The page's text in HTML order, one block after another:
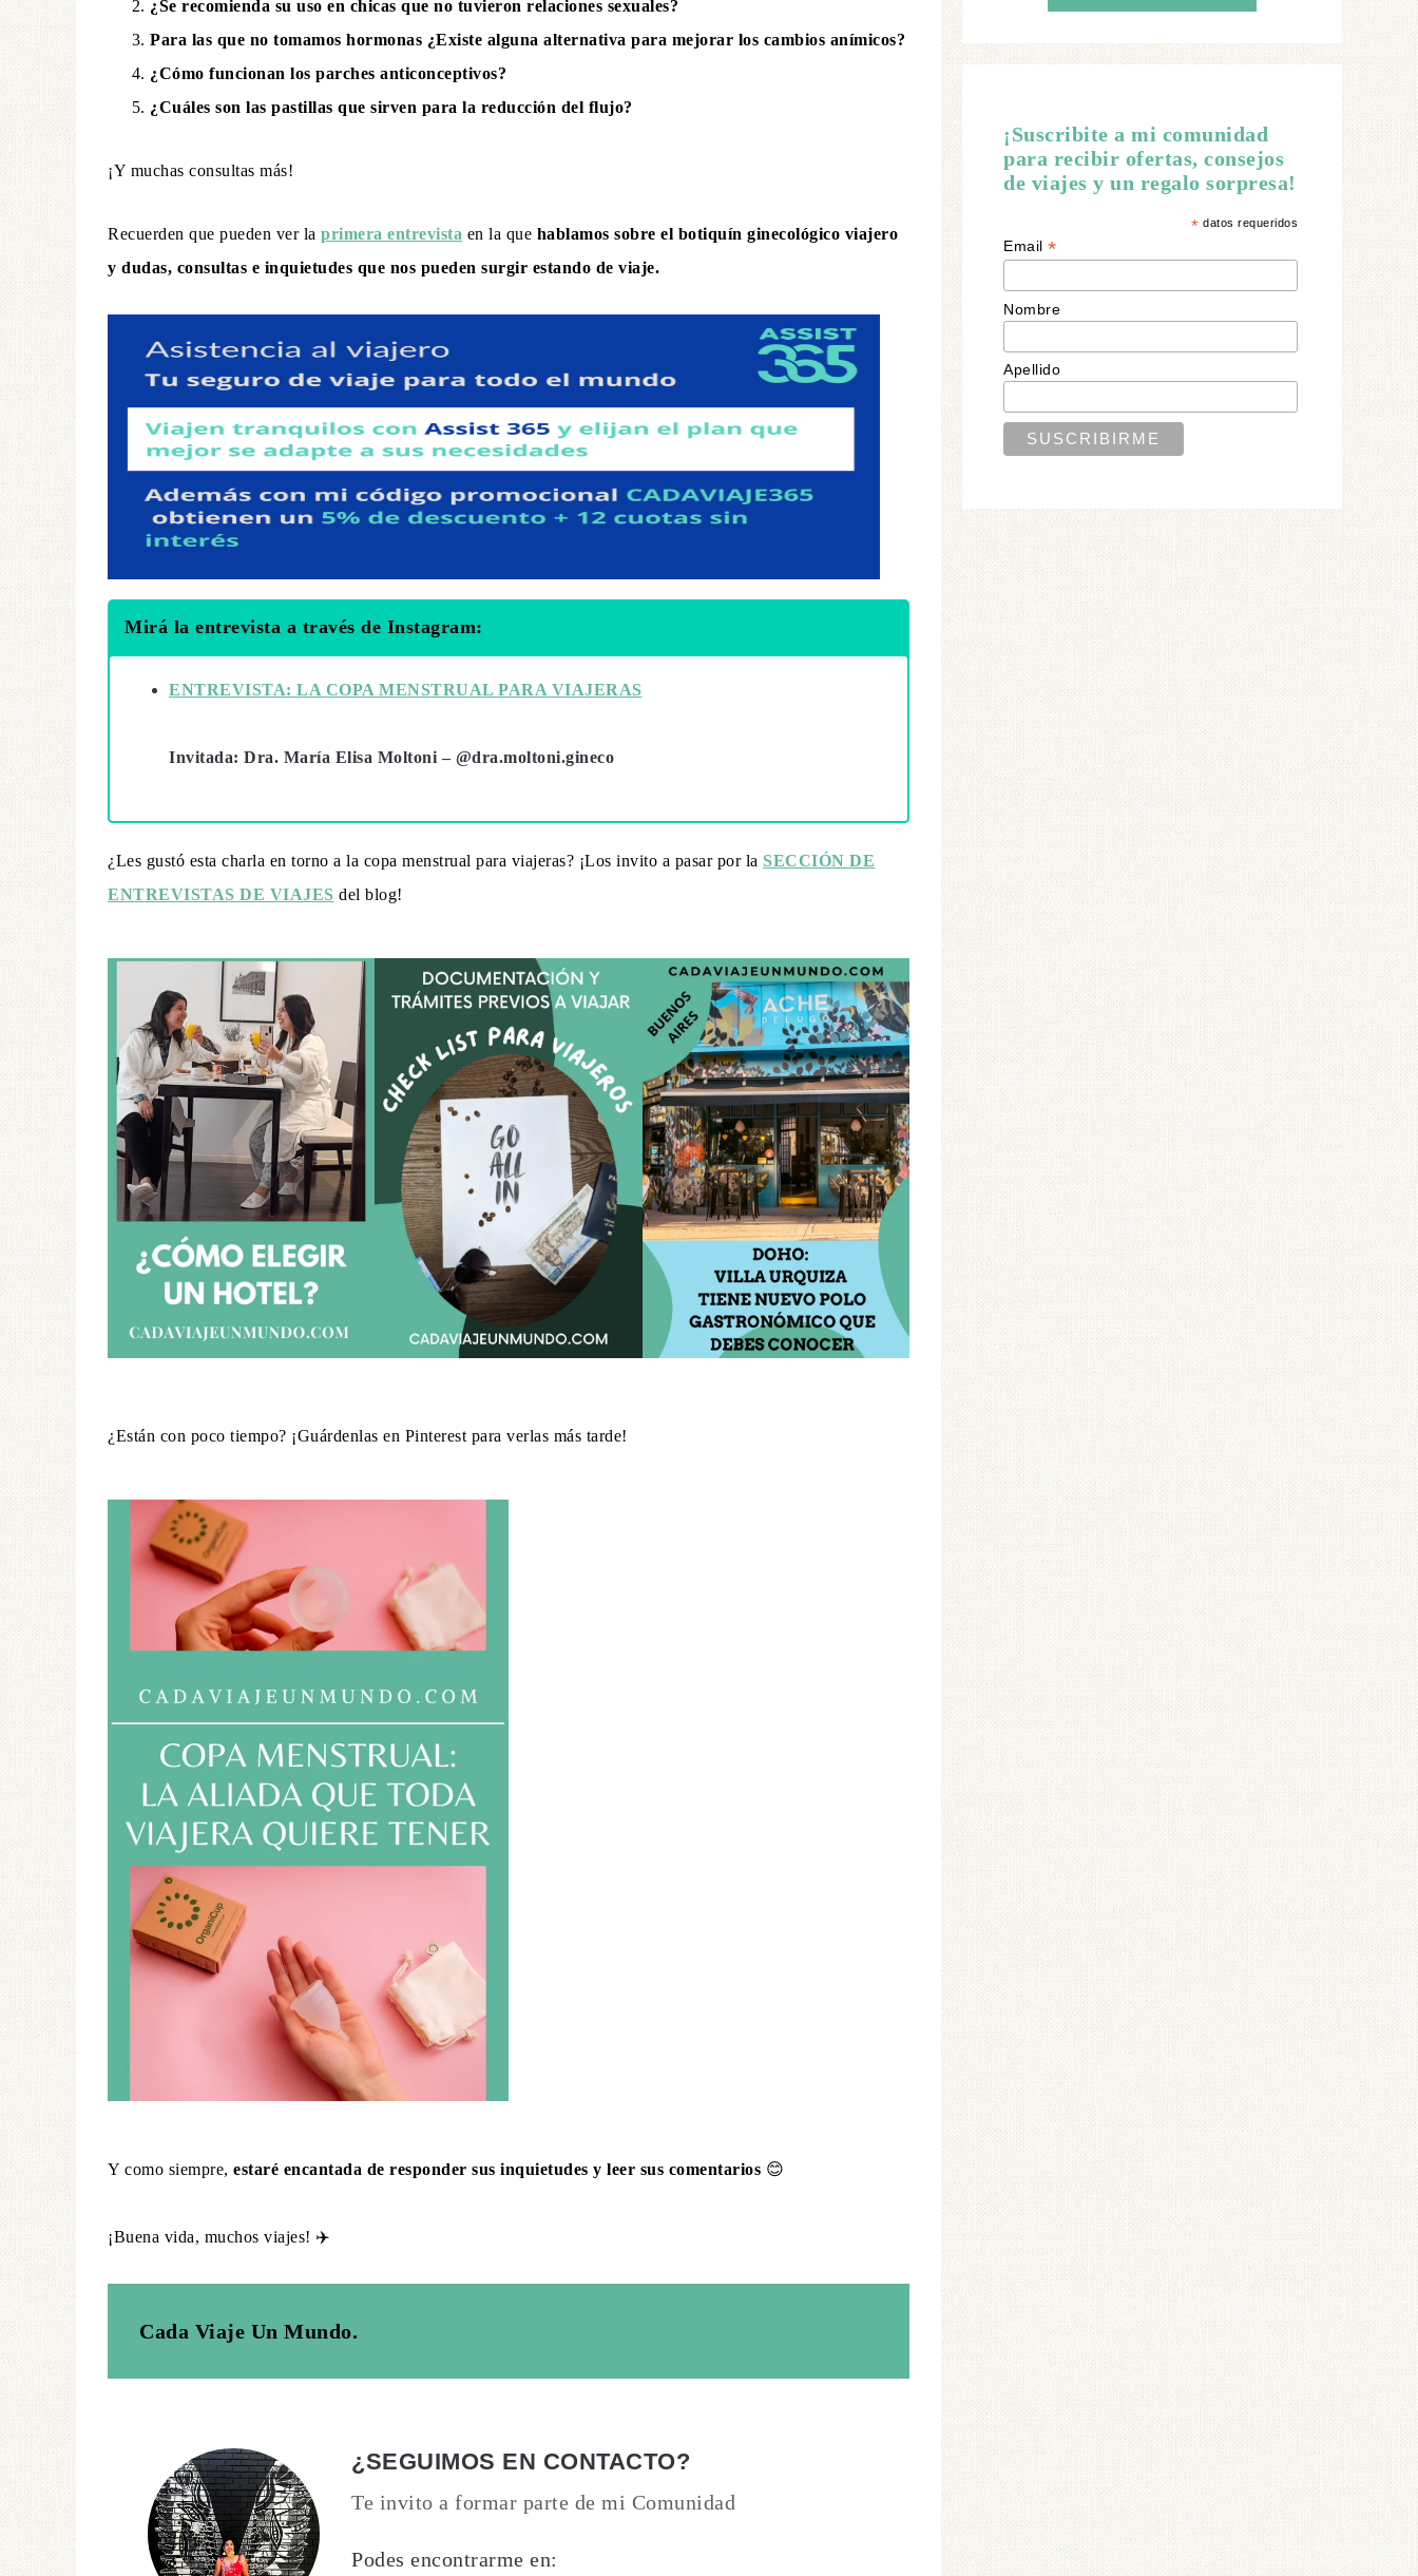
¿Se recomienda su uso en chicas que no tuvieron relaciones sexuales?⁣⁣
Para las que no tomamos hormonas ¿Existe alguna alternativa para mejorar los cambios anímicos?⁣⁣
¿Cómo funcionan los parches anticonceptivos?⁣
¿Cuáles son las pastillas que sirven para la reducción del flujo?⁣⁣
¡Y muchas consultas más!
Recuerden que pueden ver la primera entrevista en la que hablamos sobre el botiquín ginecológico viajero
y dudas, consultas e inquietudes que nos pueden surgir estando de viaje.
Mirá la entrevista a través de Instagram:
ENTREVISTA: LA COPA MENSTRUAL PARA VIAJERAS
Invitada: Dra. María Elisa Moltoni – @dra.moltoni.gineco
¿Les gustó esta charla en torno a la copa menstrual para viajeras? ¡Los invito a pasar por la SECCIÓN DE
ENTREVISTAS DE VIAJES del blog!
¿Están con poco tiempo? ¡Guárdenlas en Pinterest para verlas más tarde!
Y como siempre, estaré encantada de responder sus inquietudes y leer sus comentarios 😊
¡Buena vida, muchos viajes! ✈️
Cada Viaje Un Mundo.
¿SEGUIMOS EN CONTACTO?
Te invito a formar parte de mi Comunidad
Podes encontrarme en:
¡Suscribite a mi comunidad
para recibir ofertas, consejos
de viajes y un regalo sorpresa!
* datos requeridos
Email *
Nombre
Apellido